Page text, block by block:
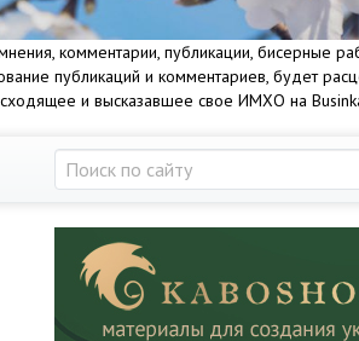
комментарии, публикации, бисерные
публикаций и комментариев, будет
и высказавшее свое ИМХО на